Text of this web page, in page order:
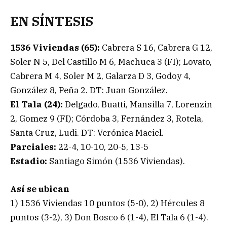
EN SÍNTESIS
1536 Viviendas (65): Cabrera S 16, Cabrera G 12,
Soler N 5, Del Castillo M 6, Machuca 3 (FI); Lovato,
Cabrera M 4, Soler M 2, Galarza D 3, Godoy 4,
González 8, Peña 2. DT: Juan González.
El Tala (24): Delgado, Buatti, Mansilla 7, Lorenzin
2, Gomez 9 (FI); Córdoba 3, Fernández 3, Rotela,
Santa Cruz, Ludi. DT: Verónica Maciel.
Parciales: 22-4, 10-10, 20-5, 13-5
Estadio: Santiago Simón (1536 Viviendas).
Así se ubican
1) 1536 Viviendas 10 puntos (5-0), 2) Hércules 8
puntos (3-2), 3) Don Bosco 6 (1-4), El Tala 6 (1-4).